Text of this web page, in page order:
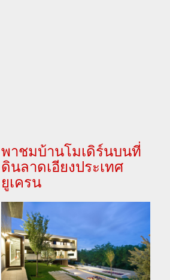
พาชมบ้านโมเดิร์นบนที่
ดินลาดเอียงประเทศ
ยูเครน